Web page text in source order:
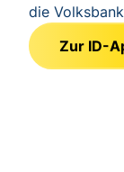
die
Zur ID-